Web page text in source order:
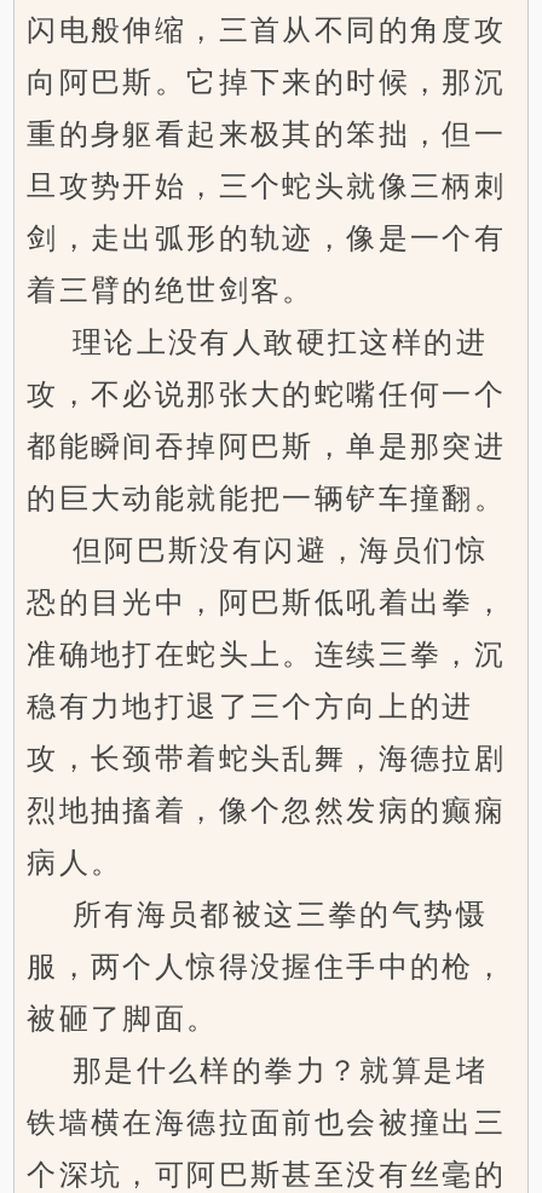
闪电般伸缩，三首从不同的角度攻
向阿巴斯。它掉下来的时候，那沉
重的身躯看起来极其的笨拙，但一
旦攻势开始，三个蛇头就像三柄刺
剑，走出弧形的轨迹，像是一个有
着三臂的绝世剑客。
理论上没有人敢硬扛这样的进
攻，不必说那张大的蛇嘴任何一个
都能瞬间吞掉阿巴斯，单是那突进
的巨大动能就能把一辆铲车撞翻。
但阿巴斯没有闪避，海员们惊
恐的目光中，阿巴斯低吼着出拳，
准确地打在蛇头上。连续三拳，沉
稳有力地打退了三个方向上的进
攻，长颈带着蛇头乱舞，海德拉剧
烈地抽搐着，像个忽然发病的癫痫
病人。
所有海员都被这三拳的气势慑
服，两个人惊得没握住手中的枪，
被砸了脚面。
那是什么样的拳力？就算是堵
铁墙横在海德拉面前也会被撞出三
个深坑，可阿巴斯甚至没有丝毫的